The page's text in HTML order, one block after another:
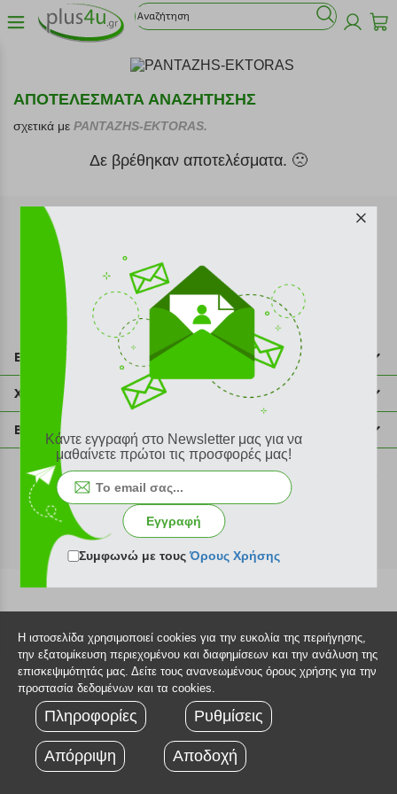
ΑΠΟΤΕΛΕΣΜΑΤΑ ΑΝΑΖΗΤΗΣΗΣ
σχετικά με PANTAZHS-EKTORAS.
Δε βρέθηκαν αποτελέσματα. 🙁
Εγγραφή στο newsletter
Επικοινωνία
211 2000 700
info@plus4u.gr
Χρήσιμες πληροφορίες
Η εταιρία
Σημεία παραλαβής
Ευκαιρίες καριέρας
Όροι χρήσης
Sitemap
Βοήθεια
Εξέλιξη παραγγελίας
Τρόποι παραγγελίας
Τρόποι πληρωμής
Τρόποι αποστολής
Πολιτική επιστροφών
Τεχνική υποστήριξη
©2026 Plus4u.gr
Κάντε εγγραφή στο Newsletter μας για να
μαθαίνετε πρώτοι τις προσφορές μας!
Εγγραφή
Συμφωνώ με τουςΌρους Χρήσης
Η ιστοσελίδα χρησιμοποιεί cookies για την ευκολία της περιήγησης,
την εξατομίκευση περιεχομένου και διαφημίσεων και την ανάλυση της
επισκεψιμότητάς μας. Δείτε τους ανανεωμένους όρους χρήσης για την
προστασία δεδομένων και τα cookies.
Πληροφορίες Ρυθμίσεις
Απόρριψη Αποδοχή